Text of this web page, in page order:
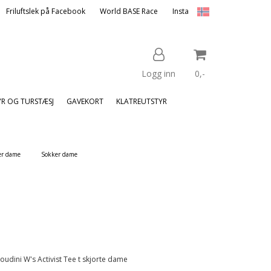
Friluftslek på Facebook World BASE Race Insta
Logg inn 0,-
OG TURSTÆSJ GAVEKORT KLATREUTSTYR
dame Sokker dame
W's Activist Tee t skjorte dame